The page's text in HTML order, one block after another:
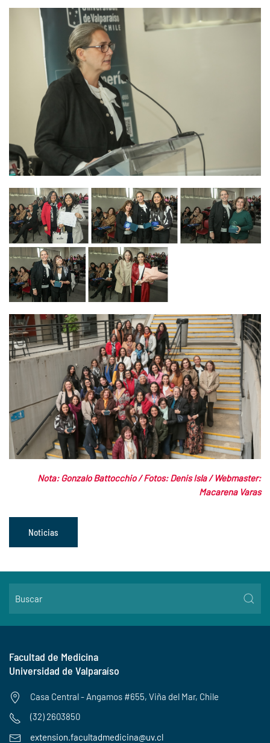
Nota: Gonzalo Battocchio / Fotos: Denis Isla / Webmaster:
Macarena Varas
Noticias
Facultad de Medicina
Universidad de Valparaíso
Casa Central - Angamos #655, Viña del Mar, Chile
(32) 2603850
extension.facultadmedicina@uv.cl